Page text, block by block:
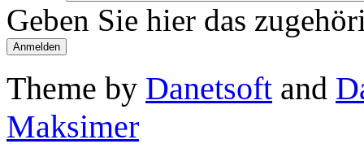
Geben Sie hier das
Theme by Danetsoft and
Maksimer